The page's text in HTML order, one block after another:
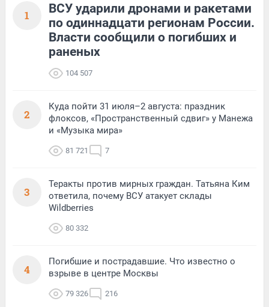
1
ВСУ ударили дронами и ракетами
по одиннадцати регионам России.
Власти сообщили о погибших и
раненых
104 507
2
Куда пойти 31 июля–2 августа: праздник
флоксов, «Пространственный сдвиг» у Манежа
и «Музыка мира»
81 721 7
3
Теракты против мирных граждан. Татьяна Ким
ответила, почему ВСУ атакует склады
Wildberries
80 332
4
Погибшие и пострадавшие. Что известно о
взрыве в центре Москвы
79 326 216